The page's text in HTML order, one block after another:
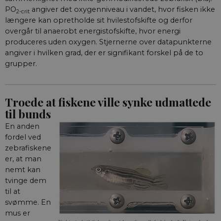
PO2-crit angiver det oxygenniveau i vandet, hvor fisken ikke
længere kan opretholde sit hvilestofskifte og derfor
overgår til anaerobt energistofskifte, hvor energi
produceres uden oxygen. Stjernerne over datapunkterne
angiver i hvilken grad, der er signifikant forskel på de to
grupper.
Troede at fiskene ville synke udmattede
til bunds
En anden
fordel ved
zebrafiskene
er, at man
nemt kan
tvinge dem
til at
svømme. En
mus er
til
fe_typo_user
Typo3 Association
Session
for
Cloudflare Inc.
.vimeo.com
29
minutter
59
sekunder